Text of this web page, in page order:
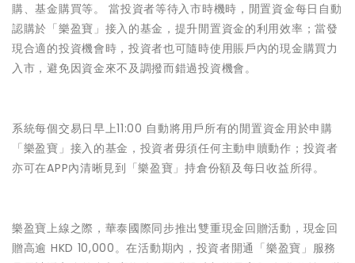
購、基金購買等。 當投資者等待入市時機時，閒置資金每日自動
認購於「樂盈寶」接入的基金，提升閒置資金的利用效率；當發
現合適的投資機會時，投資者也可隨時使用賬戶內的現金購買力
入市，避免因資金來不及調撥而錯過投資機會。
系統每個交易日早上11:00 自動將用戶所有的閒置資金用於申購
「樂盈寶」接入的基金，投資者毋須任何主動申贖動作；投資者
亦可在APP內清晰見到「樂盈寶」持倉份額及每日收益所得。
樂盈寶上線之際，華泰國際同步推出雙重現金回贈活動，現金回
贈高逾 HKD 10,000。在活動期內，投資者開通「樂盈寶」服務